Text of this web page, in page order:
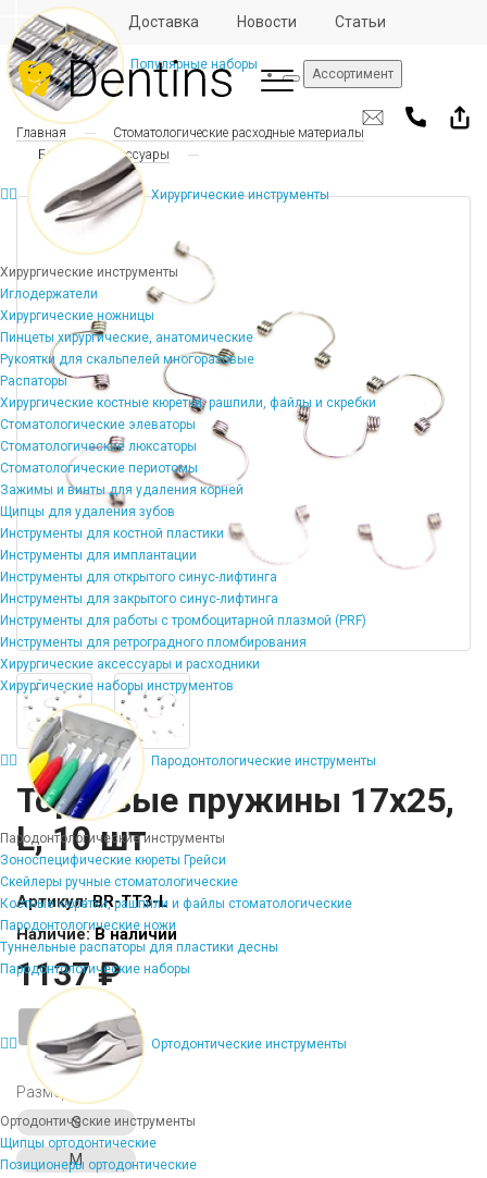
Отзывы Доставка Новости Статьи
Ассортимент
Популярные наборы
Хирургические инструменты
Хирургические инструменты
Иглодержатели
Хирургические ножницы
Пинцеты хирургические, анатомические
Рукоятки для скальпелей многоразовые
Распаторы
Хирургические костные кюретки, рашпили, файлы и скребки
Стоматологические элеваторы
Стоматологические люксаторы
Стоматологические периотомы
Зажимы и винты для удаления корней
Щипцы для удаления зубов
Инструменты для костной пластики
Инструменты для имплантации
Инструменты для открытого синус-лифтинга
Инструменты для закрытого синус-лифтинга
Инструменты для работы с тромбоцитарной плазмой (PRF)
Инструменты для ретроградного пломбирования
Хирургические аксессуары и расходники
Хирургические наборы инструментов
Пародонтологические инструменты
Пародонтологические инструменты
Зоноспецифические кюреты Грейси
Скейлеры ручные стоматологические
Костные кюретки, рашпили и файлы стоматологические
Пародонтологические ножи
Туннельные распаторы для пластики десны
Пародонтологические наборы
Ортодонтические инструменты
Ортодонтические инструменты
Щипцы ортодонтические
Позиционеры ортодонтические
Главная
Стоматологические расходные материалы
Брекеты и аксессуары
Торковые пружины 17х25,
L, 10 шт
Артикул:BR-TT3-L
Наличие:В наличии
1137 ₽
- +
Размер
S
M